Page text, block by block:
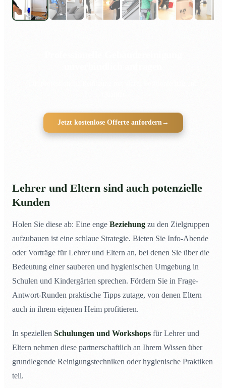
Jetzt kostenlose Offerte anfordern→
Lehrer und Eltern sind auch potenzielle
Kunden
Holen Sie diese ab: Eine enge Beziehung zu den Zielgruppen
aufzubauen ist eine schlaue Strategie. Bieten Sie Info-Abende
oder Vorträge für Lehrer und Eltern an, bei denen Sie über die
Bedeutung einer sauberen und hygienischen Umgebung in
Schulen und Kindergärten sprechen. Fördern Sie in Frage-
Antwort-Runden praktische Tipps zutage, von denen Eltern
auch in ihrem eigenen Heim profitieren.
In speziellen Schulungen und Workshops für Lehrer und
Eltern nehmen diese partnerschaftlich an Ihrem Wissen über
grundlegende Reinigungstechniken oder hygienische Praktiken
teil.